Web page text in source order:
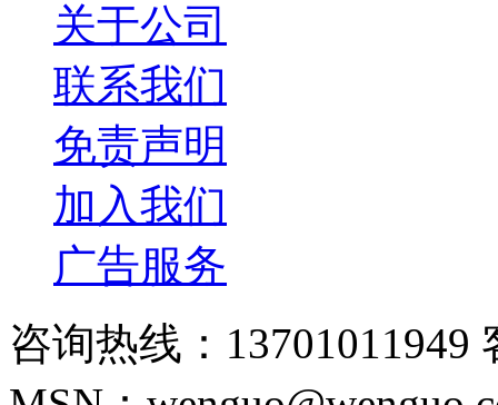
关于公司
联系我们
免责声明
加入我们
广告服务
咨询热线：13701011949